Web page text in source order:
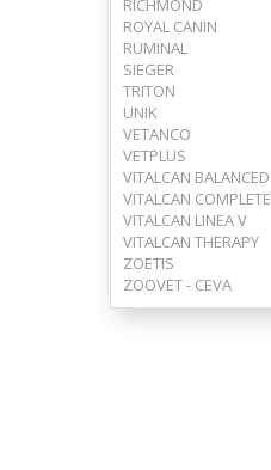
RICHMOND
ROYAL CANIN
RUMINAL
SIEGER
TRITON
UNIK
VETANCO
VETPLUS
VITALCAN BALANCED
VITALCAN COMPLETE
VITALCAN LINEA V
VITALCAN THERAPY
ZOETIS
ZOOVET - CEVA